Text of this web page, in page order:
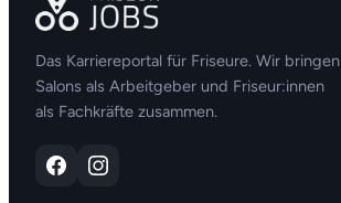
Das Karriereportal für Friseure. Wir bringen
Salons als Arbeitgeber und Friseur:innen
als Fachkräfte zusammen.